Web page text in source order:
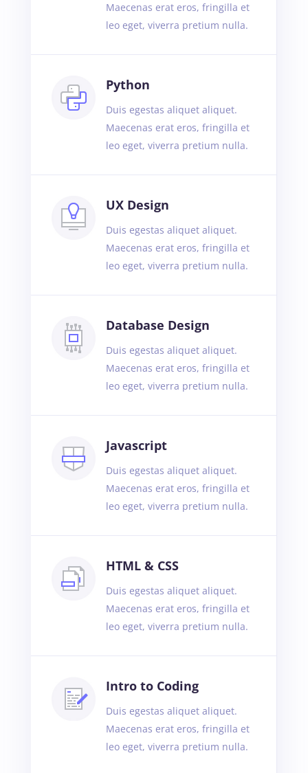
Maecenas erat eros, fringilla et
leo eget, viverra pretium nulla.
Python
Duis egestas aliquet aliquet.
Maecenas erat eros, fringilla et
leo eget, viverra pretium nulla.
UX Design
Duis egestas aliquet aliquet.
Maecenas erat eros, fringilla et
leo eget, viverra pretium nulla.
Database Design
Duis egestas aliquet aliquet.
Maecenas erat eros, fringilla et
leo eget, viverra pretium nulla.
Javascript
Duis egestas aliquet aliquet.
Maecenas erat eros, fringilla et
leo eget, viverra pretium nulla.
HTML & CSS
Duis egestas aliquet aliquet.
Maecenas erat eros, fringilla et
leo eget, viverra pretium nulla.
Intro to Coding
Duis egestas aliquet aliquet.
Maecenas erat eros, fringilla et
leo eget, viverra pretium nulla.